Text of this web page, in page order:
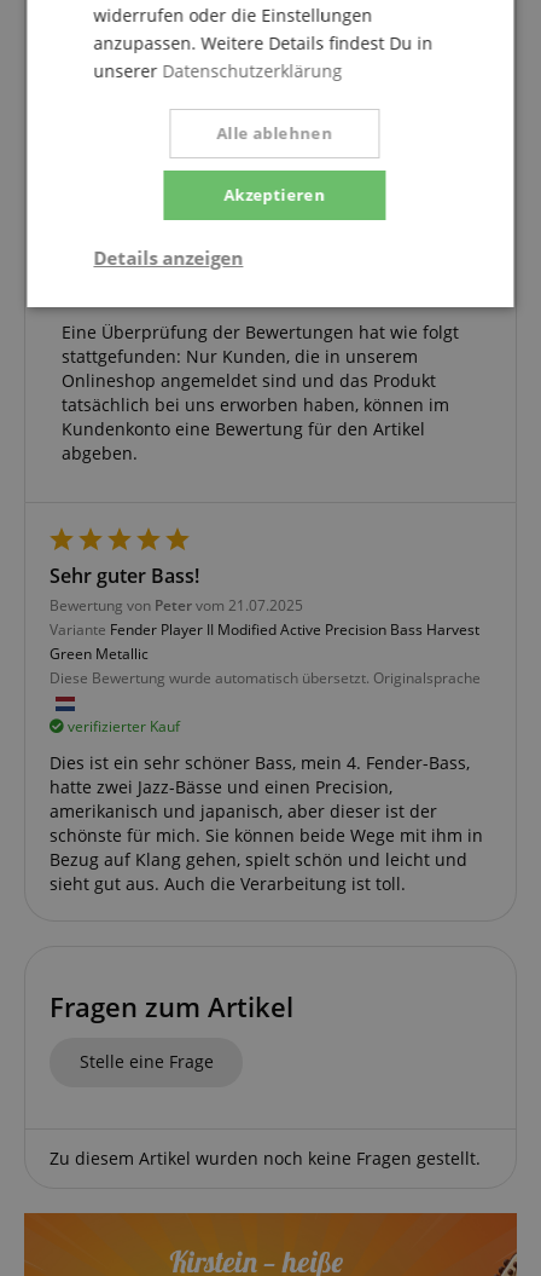
5.0/5.0
Basierend auf 1 Bewertungen
1
2 Sterne
Eine Überprüfung der Bewertungen hat wie folgt
stattgefunden: Nur Kunden, die in unserem
Onlineshop angemeldet sind und das Produkt
tatsächlich bei uns erworben haben, können im
Kundenkonto eine Bewertung für den Artikel
abgeben.
Sehr guter Bass!
Bewertung von Petervom 21.07.2025
Variante Fender Player II Modified Active Precision Bass Harvest
Green Metallic
Diese Bewertung wurde automatisch übersetzt. Originalsprache
verifizierter Kauf
Dies ist ein sehr schöner Bass, mein 4. Fender-Bass,
hatte zwei Jazz-Bässe und einen Precision,
amerikanisch und japanisch, aber dieser ist der
schönste für mich. Sie können beide Wege mit ihm in
Bezug auf Klang gehen, spielt schön und leicht und
sieht gut aus. Auch die Verarbeitung ist toll.
Fragen zum Artikel
Stelle eine Frage
Zu diesem Artikel wurden noch keine Fragen gestellt.
widerrufen oder die Einstellungen
anzupassen. Weitere Details findest Du in
unserer Datenschutzerklärung
Akzeptieren
Alle ablehnen
Details anzeigen
Statistik Marketing Funktional
Statistik-Cookies werden verwendet, um zu sehen,
wie Besucher die Website nutzen, z.B. Analyse-
werden, um einen bestimmten Besucher direkt zu
identifizieren.
Cookie
Anbieter /
Domain
Laufzeit Beschreibung
zoovu-
vid-
91347
www.kirstein.at
1
Stunde
59
Minuten
Enables
remembering
the state of
zoovu
assistant for
Datenschutzerklärung